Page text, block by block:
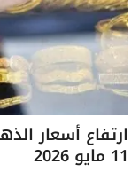
ارتفاع أسعار
11 مايو 2026